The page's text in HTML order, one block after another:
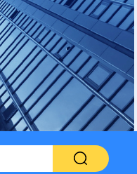
原装供应美国Parker